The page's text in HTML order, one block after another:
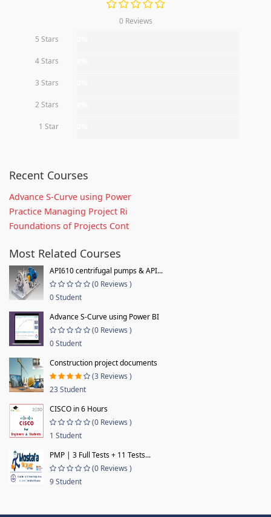
0 Reviews
5 Stars
4 Stars
3 Stars
2 Stars
1 Star
Recent Courses
Advance S-Curve using Power
Practice Managing Project Ri
Foundations of Projects Cont
Most Related Courses
API610 centrifugal pumps & API...
(0 Reviews )
0 Student
Advance S-Curve using Power BI
(0 Reviews )
0 Student
Construction project documents
(3 Reviews )
23 Student
CISCO in 6 Hours
(0 Reviews )
1 Student
PMP | 3 Full Tests + 11 Tests...
(0 Reviews )
9 Student